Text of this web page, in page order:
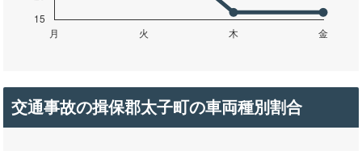
交通事故の揖保郡太子町の車両種別割合